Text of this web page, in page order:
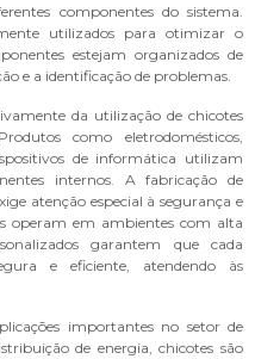
componentes do sistema.
utilizados para otimizar o
estejam organizados de
e a identificação de problemas.
da utilização de chicotes
como eletrodomésticos,
de informática utilizam
internos. A fabricação de
atenção especial à segurança e
operam em ambientes com alta
garantem que cada
e eficiente, atendendo às
importantes no setor de
de energia, chicotes são